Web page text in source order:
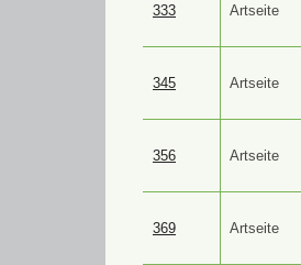
333 Artseite
345 Artseite
356 Artseite
369 Artseite